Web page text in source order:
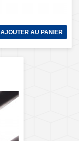
AJOUTER AU PANIER